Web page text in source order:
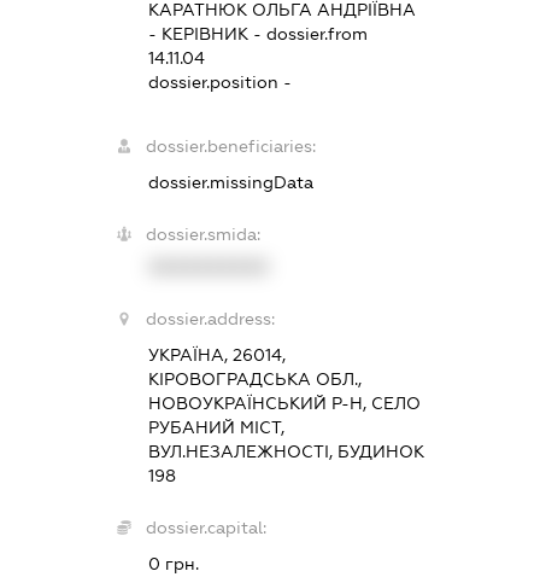
КАРАТНЮК ОЛЬГА АНДРІЇВНА
- КЕРІВНИК - dossier.from
14.11.04
dossier.position -
dossier.beneficiaries:
dossier.missingData
dossier.smida:
dossier.address:
УКРАЇНА, 26014,
КІРОВОГРАДСЬКА ОБЛ.,
НОВОУКРАЇНСЬКИЙ Р-Н, СЕЛО
РУБАНИЙ МІСТ,
ВУЛ.НЕЗАЛЕЖНОСТІ, БУДИНОК
198
dossier.capital:
0 грн.